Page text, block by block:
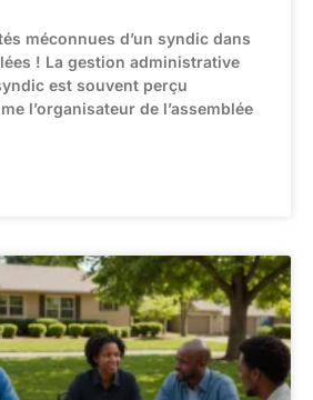
méconnues d’un syndic dans
! La gestion administrative
est souvent perçu
l’organisateur de l’assemblée